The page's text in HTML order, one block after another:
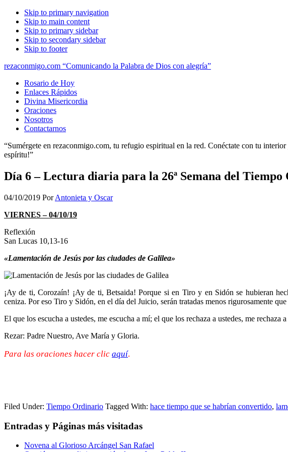
Skip to primary navigation
Skip to main content
Skip to primary sidebar
Skip to secondary sidebar
Skip to footer
rezaconmigo.com “Comunicando la Palabra de Dios con alegría”
Rosario de Hoy
Enlaces Rápidos
Divina Misericordia
Oraciones
Nosotros
Contactarnos
“Sumérgete en rezaconmigo.com, tu refugio espiritual en la red. Conéctate con tu
espíritu!”
Día 6 – Lectura diaria para la 26ª Semana del
04/10/2019 PorAntonieta y Oscar
VIERNES – 04/10/19
Reflexión
San Lucas 10,13-16
«Lamentación de Jesús por las ciudades de Galilea»
¡Ay de ti, Corozaín! ¡Ay de ti, Betsaida! Porque si en Tiro y en Sidón se hubieran
ceniza. Por eso Tiro y Sidón, en el día del Juicio, serán tratadas menos rigurosamente
El que los escucha a ustedes, me escucha a mí; el que los rechaza a ustedes, me
Rezar: Padre Nuestro, Ave María y Gloria.
Para las oraciones hacer clic aquí.
Filed Under: Tiempo Ordinario Tagged With: hace tiempo que se habrían convertido,
Entradas y Páginas más visitadas
Novena al Glorioso Arcángel San Rafael